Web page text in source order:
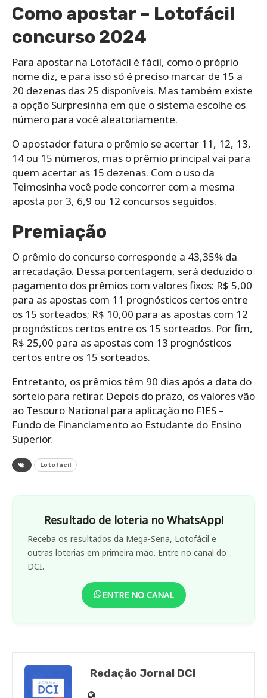
Como apostar – Lotofácil
concurso 2024
Para apostar na Lotofácil é fácil, como o próprio
nome diz, e para isso só é preciso marcar de 15 a
20 dezenas das 25 disponíveis. Mas também existe
a opção Surpresinha em que o sistema escolhe os
número para você aleatoriamente.
O apostador fatura o prêmio se acertar 11, 12, 13,
14 ou 15 números, mas o prêmio principal vai para
quem acertar as 15 dezenas. Com o uso da
Teimosinha você pode concorrer com a mesma
aposta por 3, 6,9 ou 12 concursos seguidos.
Premiação
O prêmio do concurso corresponde a 43,35% da
arrecadação. Dessa porcentagem, será deduzido o
pagamento dos prêmios com valores fixos: R$ 5,00
para as apostas com 11 prognósticos certos entre
os 15 sorteados; R$ 10,00 para as apostas com 12
prognósticos certos entre os 15 sorteados. Por fim,
R$ 25,00 para as apostas com 13 prognósticos
certos entre os 15 sorteados.
Entretanto, os prêmios têm 90 dias após a data do
sorteio para retirar. Depois do prazo, os valores vão
ao Tesouro Nacional para aplicação no FIES –
Fundo de Financiamento ao Estudante do Ensino
Superior.
Lotofácil
Resultado de loteria no WhatsApp!
Receba os resultados da Mega-Sena, Lotofácil e
outras loterias em primeira mão. Entre no canal do
DCI.
ENTRE NO CANAL
Redação Jornal DCI
Site